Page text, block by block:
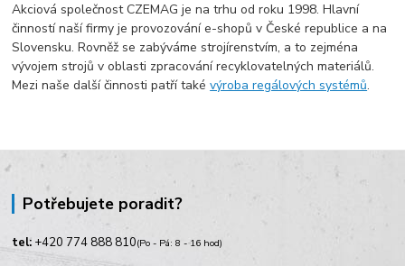
Akciová společnost CZEMAG je na trhu od roku 1998. Hlavní
činností naší firmy je provozování e-shopů v České republice a na
Slovensku. Rovněž se zabýváme strojírenstvím, a to zejména
vývojem strojů v oblasti zpracování recyklovatelných materiálů.
Mezi naše další činnosti patří takévýroba regálových systémů.
Potřebujete poradit?
tel: +420 774 888 810(Po - Pá: 8 - 16 hod)